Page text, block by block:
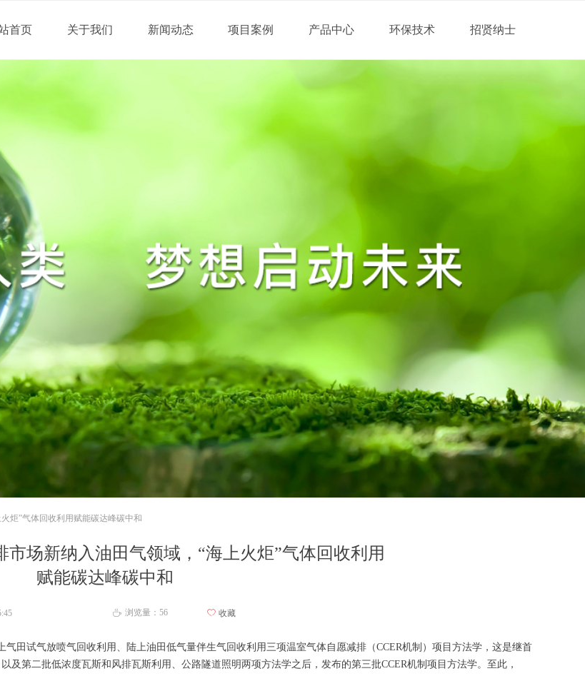
首页 关于我们 新闻动态 项目案例 产品中心 环保技术 招贤纳士
市场新纳入油田气领域，“海上火炬”气体回收利用
赋能碳达峰碳中和
炬”气体回收利用赋能碳达峰碳中和
田试气放喷气回收利用、陆上油田低气量伴生气回收利用三项温室气体自愿减排（CCER机制）项目方法学，这是继首
第二批低浓度瓦斯和风排瓦斯利用、公路隧道照明两项方法学之后，发布的第三批CCER机制项目方法学。至此，
ꄘ 浏览量： 56 ꄀ 收藏